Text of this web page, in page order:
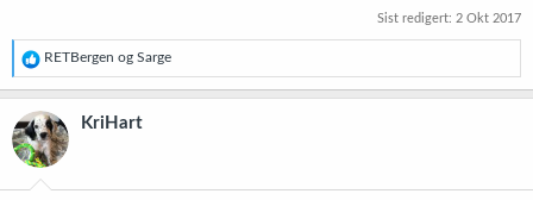
Sist redigert: 2 Okt 2017
R
e
a
k
s
j
o
RETBergen og Sarge
KriHart